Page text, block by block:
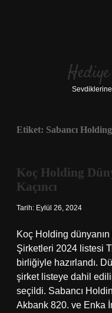
Etiket: Sabancı
Koç Holding
Kaçıncı
Tarih: Eylül 26, 2024
Koç Holding dünyanın
Şirketleri 2024 listesi
birliğiyle hazırlandı.
şirket listeye dahil
seçildi. Sabancı
Akbank 820. ve Enka